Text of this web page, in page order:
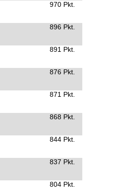
970 Pkt.
896 Pkt.
891 Pkt.
876 Pkt.
871 Pkt.
868 Pkt.
844 Pkt.
837 Pkt.
804 Pkt.